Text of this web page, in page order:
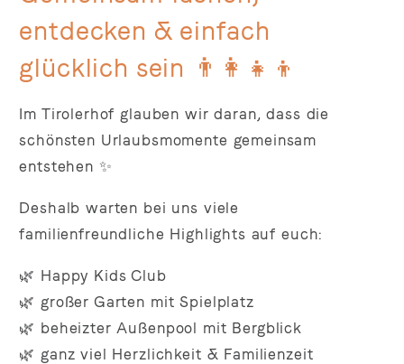
entdecken & einfach
glücklich sein 👨‍👩‍👧‍👦
Im Tirolerhof glauben wir daran, dass die
schönsten Urlaubsmomente gemeinsam
entstehen ✨
Deshalb warten bei uns viele
familienfreundliche Highlights auf euch:
🌿 Happy Kids Club
🌿 großer Garten mit Spielplatz
🌿 beheizter Außenpool mit Bergblick
🌿 ganz viel Herzlichkeit & Familienzeit